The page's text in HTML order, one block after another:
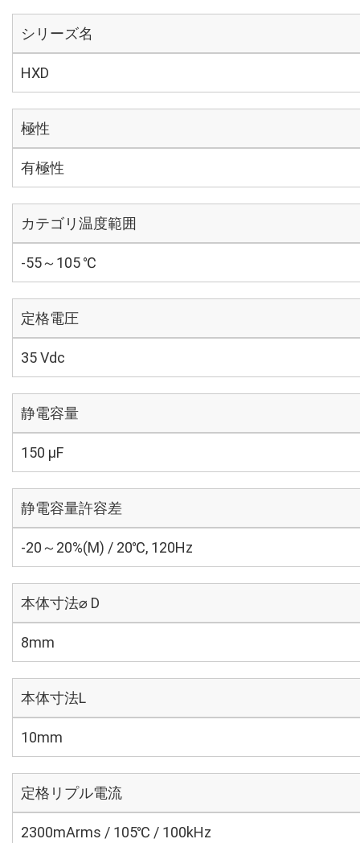
シリーズ名
HXD
極性
有極性
カテゴリ温度範囲
-55～105 ℃
定格電圧
35 Vdc
静電容量
150 µF
静電容量許容差
-20～20%(M) / 20℃, 120Hz
本体寸法⌀ D
8mm
本体寸法L
10mm
定格リプル電流
2300mArms / 105℃ / 100kHz